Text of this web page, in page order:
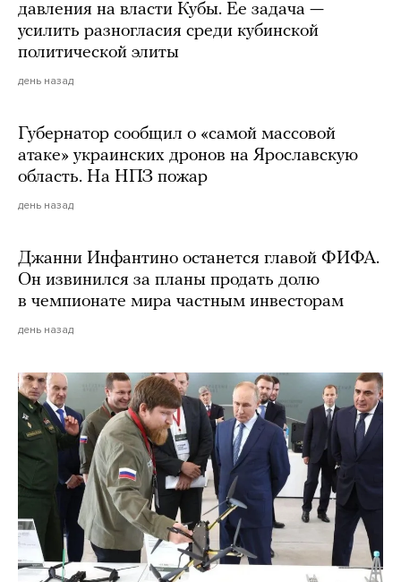
давления на власти Кубы. Ее задача —
усилить разногласия среди кубинской
политической элиты
день назад
Губернатор сообщил о «самой массовой
атаке» украинских дронов на Ярославскую
область. На НПЗ пожар
день назад
Джанни Инфантино останется главой ФИФА.
Он извинился за планы продать долю
в чемпионате мира частным инвесторам
день назад